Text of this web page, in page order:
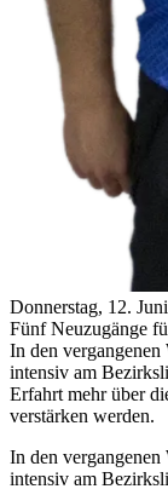
Donnerstag, 12.
Fünf Neuzugänge
In den
intensiv am
Erfahrt mehr über
verstärken werden.
In den
intensiv am